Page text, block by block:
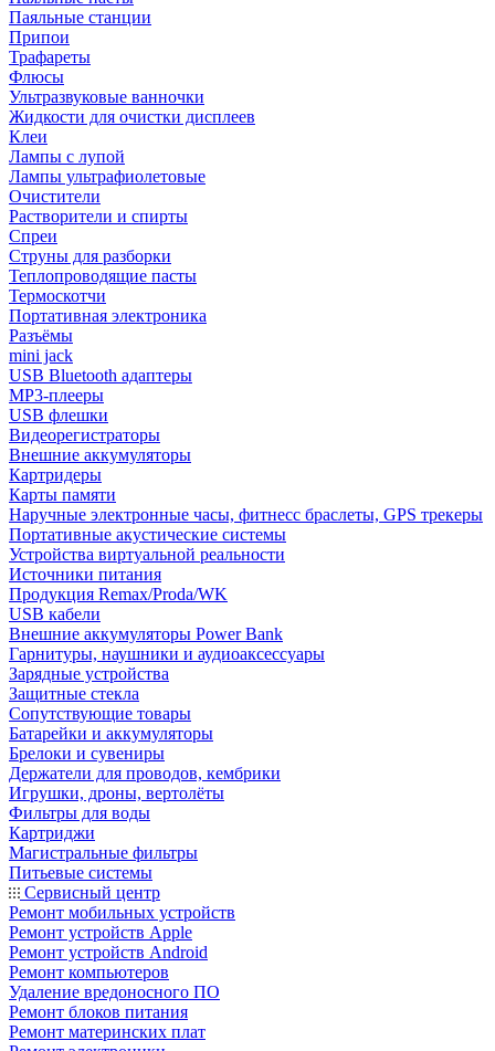
Паяльные станции
Припои
Трафареты
Флюсы
Ультразвуковые ванночки
Жидкости для очистки дисплеев
Клеи
Лампы с лупой
Лампы ультрафиолетовые
Очистители
Растворители и спирты
Спреи
Струны для разборки
Теплопроводящие пасты
Термоскотчи
Портативная электроника
Разъёмы
mini jack
USB Bluetooth адаптеры
MP3-плееры
USB флешки
Видеорегистраторы
Внешние аккумуляторы
Картридеры
Карты памяти
Наручные электронные часы, фитнесс браслеты, GPS трекеры
Портативные акустические системы
Устройства виртуальной реальности
Источники питания
Продукция Remax/Proda/WK
USB кабели
Внешние аккумуляторы Power Bank
Гарнитуры, наушники и аудиоаксессуары
Зарядные устройства
Защитные стекла
Сопутствующие товары
Батарейки и аккумуляторы
Брелоки и сувениры
Держатели для проводов, кембрики
Игрушки, дроны, вертолёты
Фильтры для воды
Картриджи
Магистральные фильтры
Питьевые системы
Сервисный центр
Ремонт мобильных устройств
Ремонт устройств Apple
Ремонт устройств Android
Ремонт компьютеров
Удаление вредоносного ПО
Ремонт блоков питания
Ремонт материнских плат